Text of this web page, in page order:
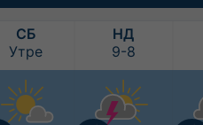
СБ
Утре
НД
9-8